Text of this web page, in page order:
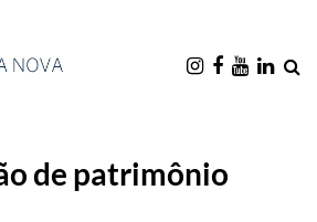
de patrimônio